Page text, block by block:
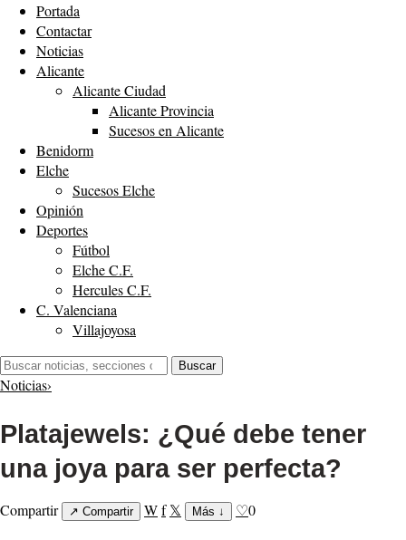
Portada
Contactar
Noticias
Alicante
Alicante Ciudad
Alicante Provincia
Sucesos en Alicante
Benidorm
Elche
Sucesos Elche
Opinión
Deportes
Fútbol
Elche C.F.
Hercules C.F.
C. Valenciana
Villajoyosa
Buscar:
Buscar
Noticias›
Platajewels: ¿Qué debe tener
una joya para ser perfecta?
Compartir ↗ Compartir Wf 𝕏 Más ↓ ♡0